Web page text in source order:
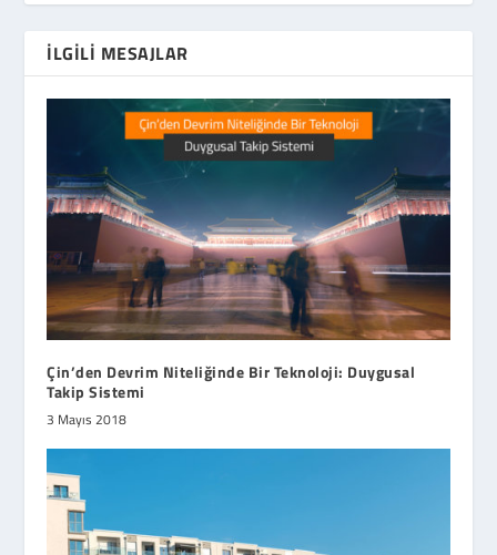
İLGILI MESAJLAR
Çin’den Devrim Niteliğinde Bir Teknoloji: Duygusal
Takip Sistemi
3 Mayıs 2018